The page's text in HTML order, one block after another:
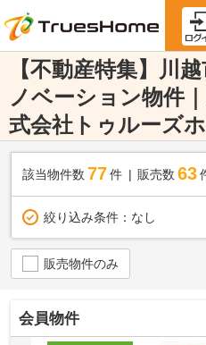
【不動産特集】川
ノベーション物件
式会社トゥルーズ
該当物件数 77件 販売数 63
絞り込み条件： なし
販売物件のみ
会員物件